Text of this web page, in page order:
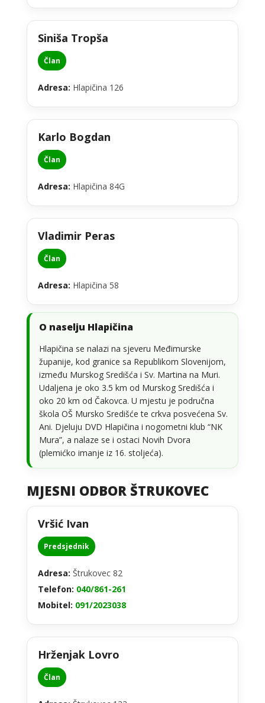
Siniša Tropša
Član
Adresa: Hlapičina 126
Karlo Bogdan
Član
Adresa: Hlapičina 84G
Vladimir Peras
Član
Adresa: Hlapičina 58
O naselju Hlapičina
Hlapičina se nalazi na sjeveru Međimurske
županije, kod granice sa Republikom Slovenijom,
između Murskog Središća i Sv. Martina na Muri.
Udaljena je oko 3.5 km od Murskog Središća i
oko 20 km od Čakovca. U mjestu je područna
škola OŠ Mursko Središće te crkva posvećena Sv.
Ani. Djeluju DVD Hlapičina i nogometni klub “NK
Mura”, a nalaze se i ostaci Novih Dvora
(plemićko imanje iz 16. stoljeća).
MJESNI ODBOR ŠTRUKOVEC
Vršić Ivan
Predsjednik
Adresa: Štrukovec 82
Telefon: 040/861-261
Mobitel: 091/2023038
Hrženjak Lovro
Član